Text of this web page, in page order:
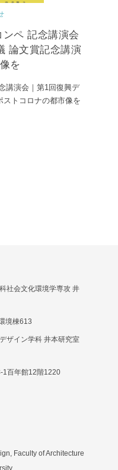
ペ 記念講演会
論文賞記念講演
を
講演会｜第1回復興デ
トコロナの都市像を
社会文化環境学専攻 井
境棟613
ザイン学科 井本研究室
1百年館12階1220
Faculty of Architecture